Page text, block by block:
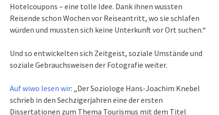
Hotelcoupons – eine tolle Idee. Dank ihnen wussten
Reisende schon Wochen vor Reiseantritt, wo sie schlafen
würden und mussten sich keine Unterkunft vor Ort suchen.“
Und so entwickelten sich Zeitgeist, soziale Umstände und
soziale Gebrauchsweisen der Fotografie weiter.
Auf wiwo lesen wir: „Der Soziologe Hans-Joachim Knebel
schrieb in den Sechzigerjahren eine der ersten
Dissertationen zum Thema Tourismus mit dem Titel